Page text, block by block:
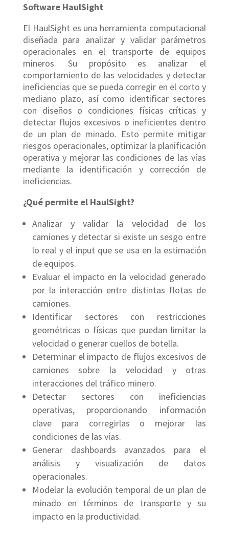
Software HaulSight
El HaulSight es una herramienta computacional
diseñada para analizar y validar parámetros
operacionales en el transporte de equipos
mineros. Su propósito es analizar el
comportamiento de las velocidades y detectar
ineficiencias que se pueda corregir en el corto y
mediano plazo, así como identificar sectores
con diseños o condiciones físicas críticas y
detectar flujos excesivos o ineficientes dentro
de un plan de minado. Esto permite mitigar
riesgos operacionales, optimizar la planificación
operativa y mejorar las condiciones de las vías
mediante la identificación y corrección de
ineficiencias.
¿Qué permite el HaulSight?
Analizar y validar la velocidad de los
camiones y detectar si existe un sesgo entre
lo real y el input que se usa en la estimación
de equipos.
Evaluar el impacto en la velocidad generado
por la interacción entre distintas flotas de
camiones.
Identificar sectores con restricciones
geométricas o físicas que puedan limitar la
velocidad o generar cuellos de botella.
Determinar el impacto de flujos excesivos de
camiones sobre la velocidad y otras
interacciones del tráfico minero.
Detectar sectores con ineficiencias
operativas, proporcionando información
clave para corregirlas o mejorar las
condiciones de las vías.
Generar dashboards avanzados para el
análisis y visualización de datos
operacionales.
Modelar la evolución temporal de un plan de
minado en términos de transporte y su
impacto en la productividad.